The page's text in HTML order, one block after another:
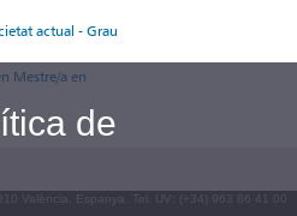
actual - Grau
Mestre/a en
València. Espanya. Tel. UV: (+34) 963 86 41 00
de